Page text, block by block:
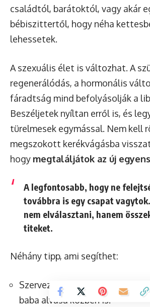
családtól, barátoktól, vagy akár
bébiszittertől, hogy néha
lehessetek.
A szexuális élet is változhat. A
regenerálódás, a hormonális
fáradtság mind befolyásolják a
Beszéljetek nyíltan erről is, és
türelmesek egymással. Nem kell
megszokott kerékvágásba
hogy megtaláljátok az új
A legfontosabb, hogy ne
továbbra is egy csapat
nem elválasztani, hanem
titeket.
Néhány tipp, ami segíthet:
Szervezzetek randikat
, még
baba alvása közben is.